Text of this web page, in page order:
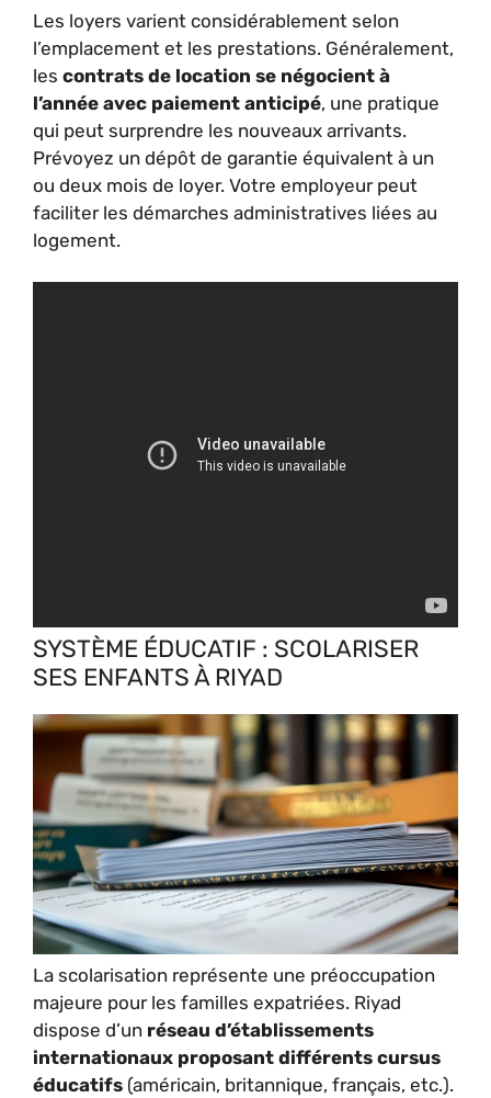
Les loyers varient considérablement selon
l’emplacement et les prestations. Généralement,
les contrats de location se négocient à
l’année avec paiement anticipé, une pratique
qui peut surprendre les nouveaux arrivants.
Prévoyez un dépôt de garantie équivalent à un
ou deux mois de loyer. Votre employeur peut
faciliter les démarches administratives liées au
logement.
SYSTÈME ÉDUCATIF : SCOLARISER
SES ENFANTS À RIYAD
La scolarisation représente une préoccupation
majeure pour les familles expatriées. Riyad
dispose d’un réseau d’établissements
internationaux proposant différents cursus
éducatifs (américain, britannique, français, etc.).